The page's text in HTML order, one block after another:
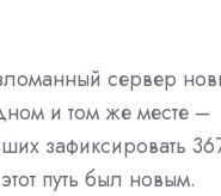
сервер
и том же месте –
зафиксировать
путь был новым.